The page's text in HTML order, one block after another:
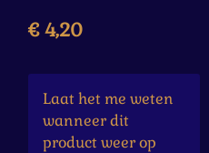
€ 4,20
Laat het me weten
wanneer dit
product weer op